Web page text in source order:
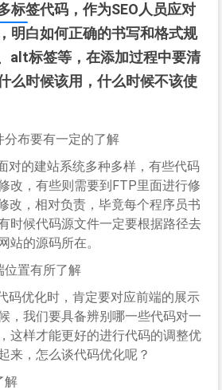
标签代码，作为SEO人员应对
明白如何正确的书写和格式规
alt标签等，在添加过程中要清
么时候该用，什么时候不该使
布要有一定的了解
对的建站系统多种多样，有些代码
改，有些则需要到FTP里面进行修
改，相对负责，毕竟每个程序员书
时候代码源文件一定要根据路径去
站的源码所在。
位置有所了解
码优化时，肯定要对应前端的展示
，我们要具备辨别哪一些代码对一
这样才能更好的进行代码的调整优
来，怎么谈代码优化呢？
解